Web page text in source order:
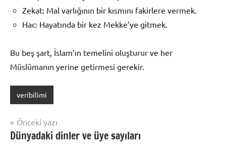
Zekat: Mal varlığının bir kısmını fakirlere vermek.
Hac: Hayatında bir kez Mekke’ye gitmek.
Bu beş şart, İslam’ın temelini oluşturur ve her
Müslümanın yerine getirmesi gerekir.
veribilimi
Yazı
gezinmesi
Önceki yazı
Dünyadaki dinler ve üye sayıları